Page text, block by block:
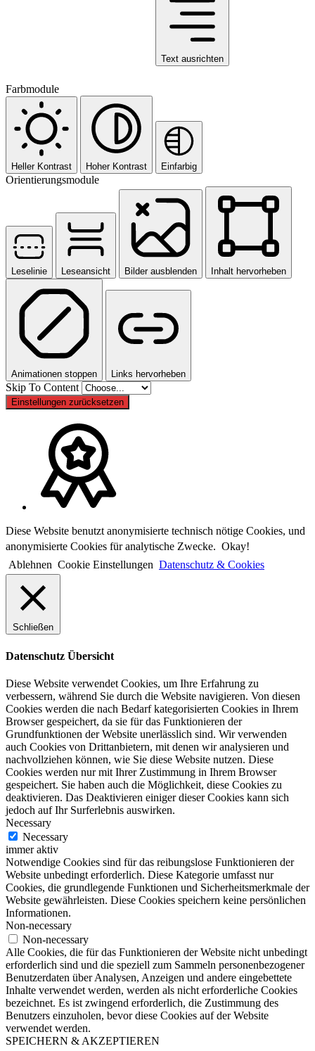
Text ausrichten
Farbmodule
Heller Kontrast Hoher Kontrast Einfarbig
Orientierungsmodule
Leselinie Leseansicht Bilder ausblenden Inhalt hervorheben
Animationen stoppen Links hervorheben
Skip To Content
Einstellungen zurücksetzen
Diese Website benutzt anonymisierte technisch nötige Cookies, und
anonymisierte Cookies für analytische Zwecke. Okay!
Ablehnen Cookie Einstellungen Datenschutz & Cookies
Schließen
Datenschutz Übersicht
Diese Website verwendet Cookies, um Ihre Erfahrung zu
verbessern, während Sie durch die Website navigieren. Von diesen
Cookies werden die nach Bedarf kategorisierten Cookies in Ihrem
Browser gespeichert, da sie für das Funktionieren der
Grundfunktionen der Website unerlässlich sind. Wir verwenden
auch Cookies von Drittanbietern, mit denen wir analysieren und
nachvollziehen können, wie Sie diese Website nutzen. Diese
Cookies werden nur mit Ihrer Zustimmung in Ihrem Browser
gespeichert. Sie haben auch die Möglichkeit, diese Cookies zu
deaktivieren. Das Deaktivieren einiger dieser Cookies kann sich
jedoch auf Ihr Surferlebnis auswirken.
Necessary
Necessary
immer aktiv
Notwendige Cookies sind für das reibungslose Funktionieren der
Website unbedingt erforderlich. Diese Kategorie umfasst nur
Cookies, die grundlegende Funktionen und Sicherheitsmerkmale der
Website gewährleisten. Diese Cookies speichern keine persönlichen
Informationen.
Non-necessary
Non-necessary
Alle Cookies, die für das Funktionieren der Website nicht unbedingt
erforderlich sind und die speziell zum Sammeln personenbezogener
Benutzerdaten über Analysen, Anzeigen und andere eingebettete
Inhalte verwendet werden, werden als nicht erforderliche Cookies
bezeichnet. Es ist zwingend erforderlich, die Zustimmung des
Benutzers einzuholen, bevor diese Cookies auf der Website
verwendet werden.
SPEICHERN & AKZEPTIEREN